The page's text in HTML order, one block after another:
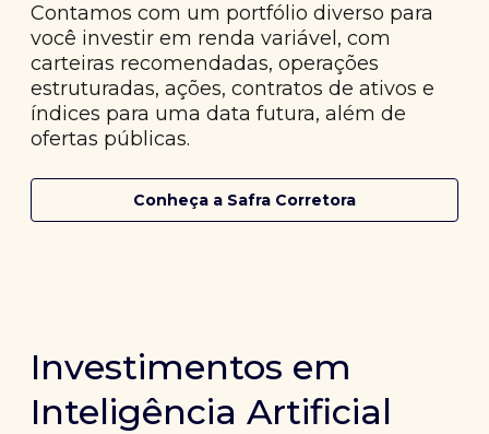
Contamos com um portfólio diverso para
você investir em renda variável, com
carteiras recomendadas, operações
estruturadas, ações, contratos de ativos e
índices para uma data futura, além de
ofertas públicas.
Conheça a Safra Corretora
Investimentos em
Inteligência Artificial